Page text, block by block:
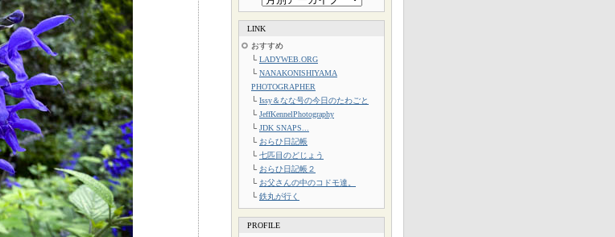
LINK
おすすめ
└ LADYWEB.ORG
└ NANAKONISHIYAMA
PHOTOGRAPHER
└ Issy＆なな号の今日のたわごと
└ JeffKennelPhotography
└ JDK SNAPS...
└ おらひ日記帳
└ 七匹目のどじょう
└ おらひ日記帳２
└ お父さんの中のコドモ達。
└ 鉄丸が行く
PROFILE